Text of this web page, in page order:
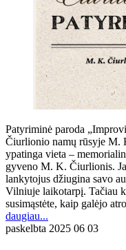
Patyriminė paroda
Čiurlionio namų rūsyje M.
ypatinga vieta –
gyveno M. K. Čiurlionis.
lankytojus džiugina savo
Vilniuje laikotarpį. Tačiau
susimąstėte, kaip galėjo
daugiau...
paskelbta 2025 06 03